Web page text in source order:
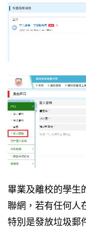
畢業及離校的學生
聯網，若有任何人
特別是發放垃圾郵